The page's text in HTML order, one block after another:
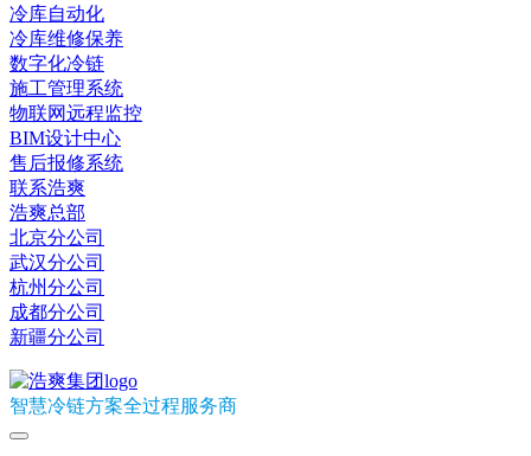
冷库自动化
冷库维修保养
数字化冷链
施工管理系统
物联网远程监控
BIM设计中心
售后报修系统
联系浩爽
浩爽总部
北京分公司
武汉分公司
杭州分公司
成都分公司
新疆分公司
智慧冷链方案全过程服务商